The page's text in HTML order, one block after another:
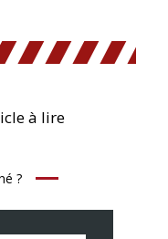
à lire
?